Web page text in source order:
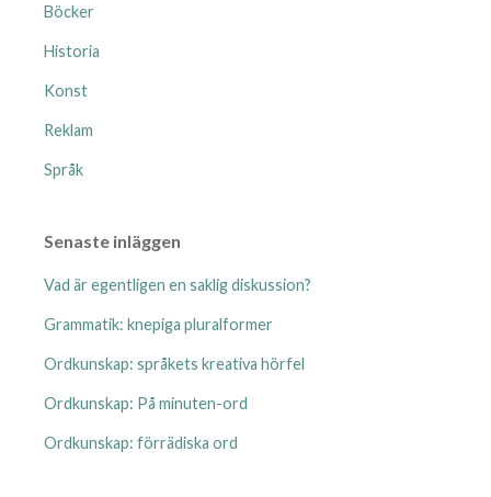
Böcker
Historia
Konst
Reklam
Språk
Senaste inläggen
Vad är egentligen en saklig diskussion?
Grammatik: knepiga pluralformer
Ordkunskap: språkets kreativa hörfel
Ordkunskap: På minuten-ord
Ordkunskap: förrädiska ord